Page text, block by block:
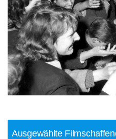
Ausgewählte